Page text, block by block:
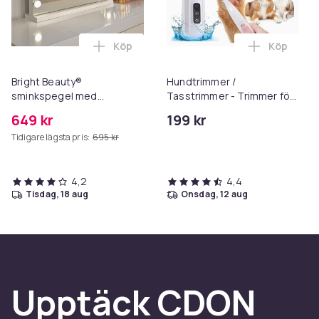
Bright Beauty®
sminkspegel med
Hollywoodspegel – 58×46
cm – 15 LED-lampor – 3
laddningsport – Vit
649 kr
Tidigare lägsta pris: 695 kr
Lägg till Bright Beauty® sminkspegel
Köp
4,2
tisdag, 18 aug
Hundtrimmer /
Tasstrimmer - Trimmer för
199 kr
Lägg till
Köp
4,4
onsdag, 12 aug
Upptäck CDON